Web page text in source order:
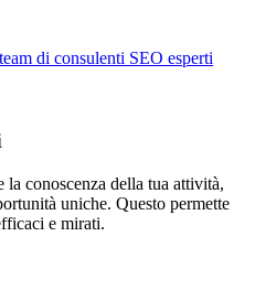
di consulenti SEO esperti
la conoscenza della tua attività,
uniche. Questo permette
e mirati.